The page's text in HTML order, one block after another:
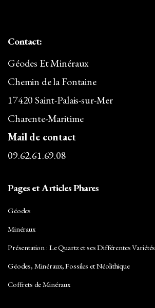
Contact:
Géodes Et Minéraux
Chemin de la Fontaine
17420 Saint-Palais-sur-Mer
Charente-Maritime
Mail de contact
09.62.61.69.08
Pages et Articles Phares
Géodes
Minéraux
Présentation : Le Quartz et ses Différentes Variétés
Géodes, Minéraux, Fossiles et Néolithique
Coffrets de Minéraux